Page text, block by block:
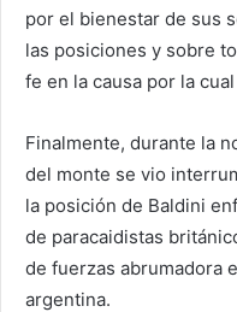
por el bienestar de sus
las posiciones y sobre
fe en la causa por la
Finalmente, durante la
del monte se vio
la posición de Baldini
de paracaidistas
de fuerzas abrumadora
argentina.